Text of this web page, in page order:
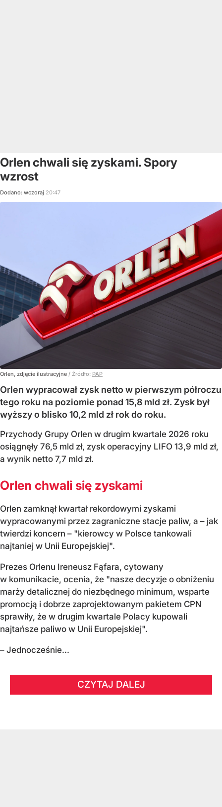
Orlen chwali się zyskami. Spory
wzrost
Dodano: wczoraj 20:47
Orlen, zdjęcie ilustracyjne / Źródło: PAP
Orlen wypracował zysk netto w pierwszym półroczu
tego roku na poziomie ponad 15,8 mld zł. Zysk był
wyższy o blisko 10,2 mld zł rok do roku.
Przychody Grupy Orlen w drugim kwartale 2026 roku
osiągnęły 76,5 mld zł, zysk operacyjny LIFO 13,9 mld zł,
a wynik netto 7,7 mld zł.
Orlen chwali się zyskami
Orlen zamknął kwartał rekordowymi zyskami
wypracowanymi przez zagraniczne stacje paliw, a – jak
twierdzi koncern – "kierowcy w Polsce tankowali
najtaniej w Unii Europejskiej".
Prezes Orlenu Ireneusz Fąfara, cytowany
w komunikacie, ocenia, że "nasze decyzje o obniżeniu
marży detalicznej do niezbędnego minimum, wsparte
promocją i dobrze zaprojektowanym pakietem CPN
sprawiły, że w drugim kwartale Polacy kupowali
najtańsze paliwo w Unii Europejskiej".
– Jednocześnie...
CZYTAJ DALEJ